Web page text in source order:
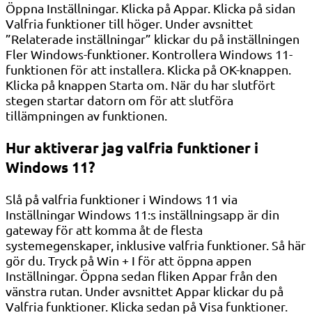
Öppna Inställningar. Klicka på Appar. Klicka på sidan
Valfria funktioner till höger. Under avsnittet
”Relaterade inställningar” klickar du på inställningen
Fler Windows-funktioner. Kontrollera Windows 11-
funktionen för att installera. Klicka på OK-knappen.
Klicka på knappen Starta om. När du har slutfört
stegen startar datorn om för att slutföra
tillämpningen av funktionen.
Hur aktiverar jag valfria funktioner i
Windows 11?
Slå på valfria funktioner i Windows 11 via
Inställningar Windows 11:s inställningsapp är din
gateway för att komma åt de flesta
systemegenskaper, inklusive valfria funktioner. Så här
gör du. Tryck på Win + I för att öppna appen
Inställningar. Öppna sedan fliken Appar från den
vänstra rutan. Under avsnittet Appar klickar du på
Valfria funktioner. Klicka sedan på Visa funktioner.